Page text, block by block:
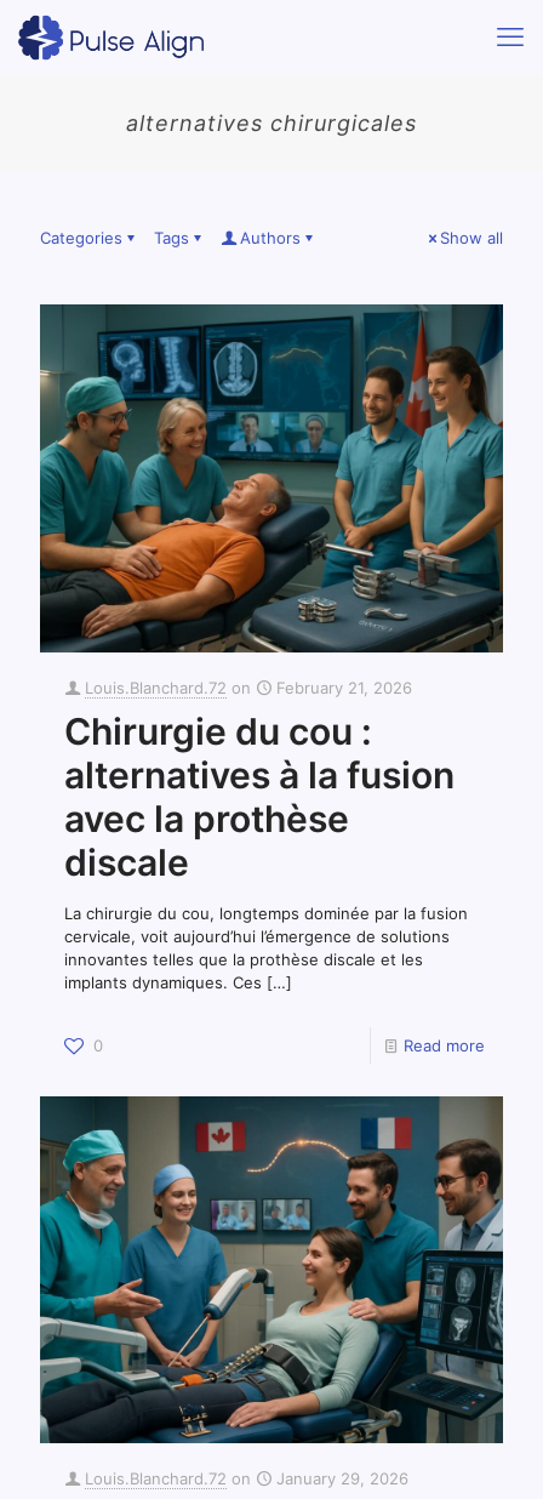
alternatives chirurgicales
Categories Tags Authors Show all
Louis.Blanchard.72 on February 21, 2026
Chirurgie du cou :
alternatives à la fusion
avec la prothèse
discale
La chirurgie du cou, longtemps dominée par la fusion
cervicale, voit aujourd’hui l’émergence de solutions
innovantes telles que la prothèse discale et les
implants dynamiques. Ces […]
0 Read more
Louis.Blanchard.72 on January 29, 2026